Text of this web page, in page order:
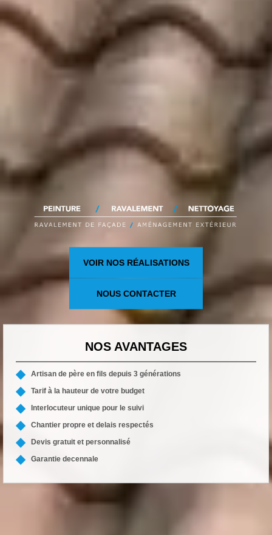
VOIR NOS RÉALISATIONS
NOUS CONTACTER
NOS AVANTAGES
Artisan de père en fils depuis 3 générations
Tarif à la hauteur de votre budget
Interlocuteur unique pour le suivi
Chantier propre et delais respectés
Devis gratuit et personnalisé
Garantie decennale